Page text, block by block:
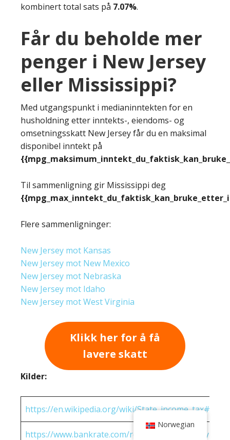
kombinert total sats på 7.07%.
Får du beholde mer
penger i New Jersey
eller Mississippi?
Med utgangspunkt i medianinntekten for en
husholdning etter inntekts-, eiendoms- og
omsetningsskatt New Jersey får du en maksimal
disponibel inntekt på
Til sammenligning gir Mississippi deg
Flere sammenligninger:
New Jersey mot Kansas
New Jersey mot New Mexico
New Jersey mot Nebraska
New Jersey mot Idaho
New Jersey mot West Virginia
Klikk her for å få
lavere skatt
Kilder:
https://en.wikipedia.org/wiki/
https://www.bankrate.com/real-estate/property-
Norwegian